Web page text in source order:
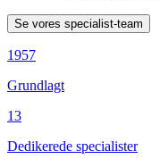
1957
Grundlagt
13
Dedikerede specialister